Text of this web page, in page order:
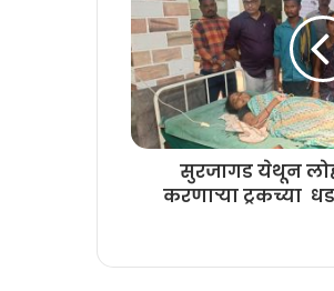
सुरजागड येथून
करणाऱ्या ट्रकच्या